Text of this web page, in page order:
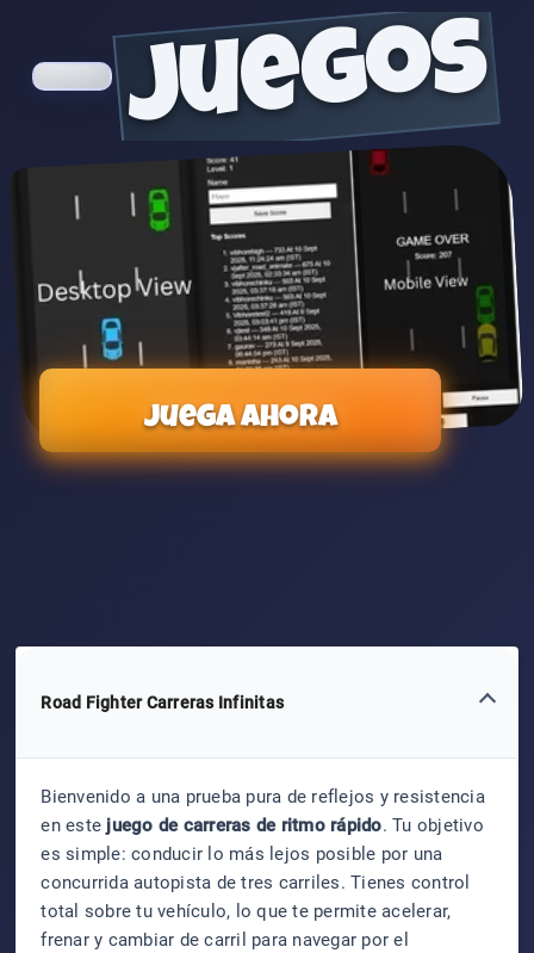
juegos
Juega ahora
Road Fighter Carreras Infinitas
Bienvenido a una prueba pura de reflejos y resistencia
en este juego de carreras de ritmo rápido. Tu objetivo
es simple: conducir lo más lejos posible por una
concurrida autopista de tres carriles. Tienes control
total sobre tu vehículo, lo que te permite acelerar,
frenar y cambiar de carril para navegar por el